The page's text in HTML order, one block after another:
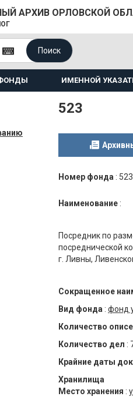
АРХИВ ОРЛОВСКОЙ
Поиск
ИМЕННОЙ
523
Номер фонда : 523
Наименование :
Посредник по
посреднической
г. Ливны,
Сокращенное
Вид фонда : фонд
Количество
Количество дел :
Крайние даты
Хранилища
Место хранения :